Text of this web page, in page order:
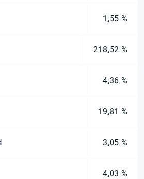
1,55 %
218,52 %
4,36 %
19,81 %
3,05 %
4,03 %